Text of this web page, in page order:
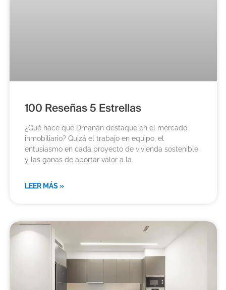
100 Reseñas 5 Estrellas
¿Qué hace que Dmanán destaque en el mercado
inmobiliario? Quizá el trabajo en equipo, el
entusiasmo en cada proyecto de vivienda sostenible
y las ganas de aportar valor a la
LEER MÁS »